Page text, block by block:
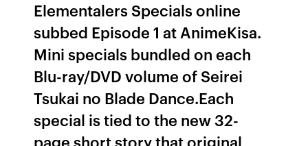
Elementalers Specials online
subbed Episode 1 at AnimeKisa.
Mini specials bundled on each
Blu-ray/DVD volume of Seirei
Tsukai no Blade Dance.Each
special is tied to the new 32-
page short story that original